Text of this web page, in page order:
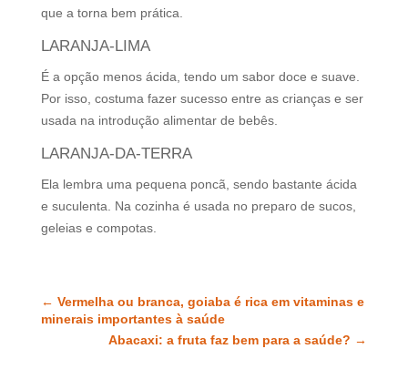
que a torna bem prática.
LARANJA-LIMA
É a opção menos ácida, tendo um sabor doce e suave.
Por isso, costuma fazer sucesso entre as crianças e ser
usada na introdução alimentar de bebês.
LARANJA-DA-TERRA
Ela lembra uma pequena poncã, sendo bastante ácida
e suculenta. Na cozinha é usada no preparo de sucos,
geleias e compotas.
← Vermelha ou branca, goiaba é rica em vitaminas e
minerais importantes à saúde
Abacaxi: a fruta faz bem para a saúde? →